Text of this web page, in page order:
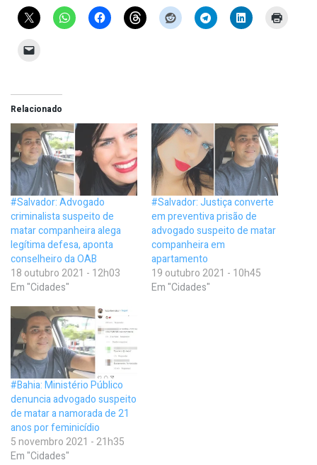
Relacionado
#Salvador: Advogado
criminalista suspeito de
matar companheira alega
legítima defesa, aponta
conselheiro da OAB
18 outubro 2021 - 12h03
Em "Cidades"
#Salvador: Justiça converte
em preventiva prisão de
advogado suspeito de matar
companheira em
apartamento
19 outubro 2021 - 10h45
Em "Cidades"
#Bahia: Ministério Público
denuncia advogado suspeito
de matar a namorada de 21
anos por feminicídio
5 novembro 2021 - 21h35
Em "Cidades"